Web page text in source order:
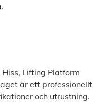
Lifting Platform
är ett professionellt
och utrustning.